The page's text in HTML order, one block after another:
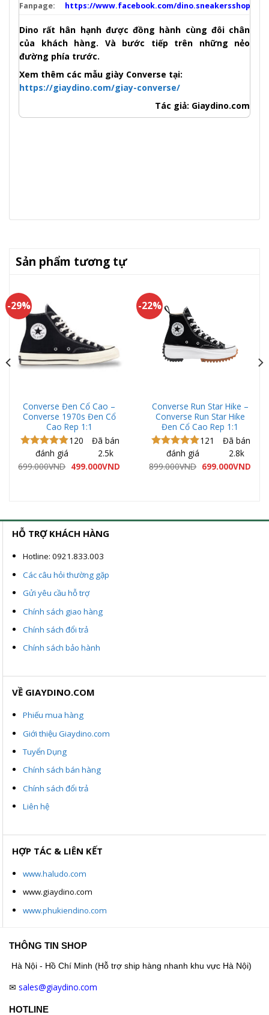
Fanpage: https://www.facebook.com/dino.sneakersshop
Dino rất hân hạnh được đồng hành cùng đôi chân
của khách hàng. Và bước tiếp trên những nẻo
đường phía trước.
Xem thêm các mẫu giày Converse tại:
https://giaydino.com/giay-converse/
Tác giả: Giaydino.com
Sản phẩm tương tự
-29%
Converse Đen Cổ Cao –
Converse 1970s Đen Cổ
Cao Rep 1:1
Được xếp
hạng5.00
120
đánh giá
Đã bán
2.5k
699.000VND Giá
gốc
499.000VNDGiá
-22%
Converse Run Star Hike –
Converse Run Star Hike
Đen Cổ Cao Rep 1:1
Được xếp
hạng4.97
121
đánh giá
Đã bán
2.8k
899.000VND Giá
gốc
699.000VNDGiá
HỖ TRỢ KHÁCH HÀNG
Hotline: 0921.833.003
Các câu hỏi thường gặp
Gửi yêu cầu hỗ trợ
Chính sách giao hàng
Chính sách đổi trả
Chính sách bảo hành
VỀ GIAYDINO.COM
Phiếu mua hàng
Giới thiệu Giaydino.com
Tuyển Dụng
Chính sách bán hàng
Chính sách đổi trả
Liên hệ
HỢP TÁC & LIÊN KẾT
www.haludo.com
www.giaydino.com
www.phukiendino.com
THÔNG TIN SHOP
Hà Nội - Hồ Chí Minh (Hỗ trợ ship hàng nhanh khu vực Hà Nội)
✉ sales@giaydino.com
HOTLINE